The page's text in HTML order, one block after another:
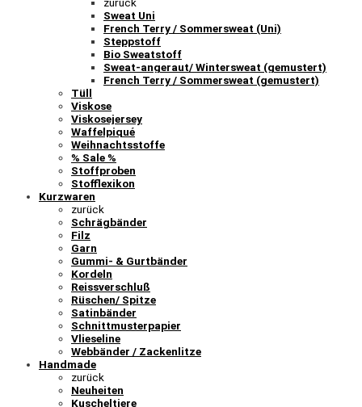
zurück
Sweat Uni
French Terry / Sommersweat (Uni)
Steppstoff
Bio Sweatstoff
Sweat-angeraut/ Wintersweat (gemustert)
French Terry / Sommersweat (gemustert)
Tüll
Viskose
Viskosejersey
Waffelpiqué
Weihnachtsstoffe
% Sale %
Stoffproben
Stofflexikon
Kurzwaren
zurück
Schrägbänder
Filz
Garn
Gummi- & Gurtbänder
Kordeln
Reissverschluß
Rüschen/ Spitze
Satinbänder
Schnittmusterpapier
Vlieseline
Webbänder / Zackenlitze
Handmade
zurück
Neuheiten
Kuscheltiere